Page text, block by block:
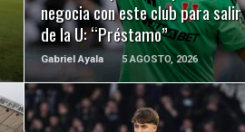
negocia con este club para salir
de la U: “Préstamo”
Gabriel Ayala 5 AGOSTO, 2026